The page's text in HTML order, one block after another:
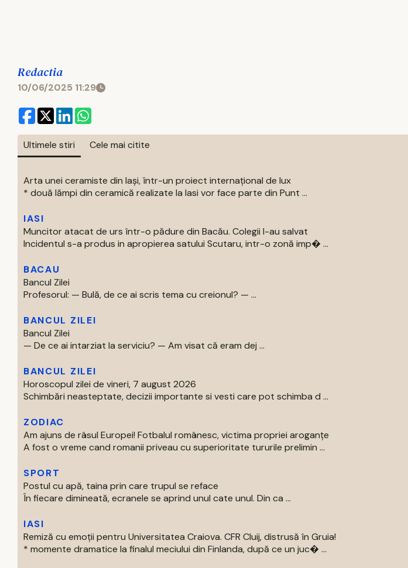
Redactia
10/06/2025 11:29
Ultimele stiri Cele mai citite
Arta unei ceramiste din Iași, într-un proiect internațional de lux
* două lămpi din ceramică realizate la Iasi vor face parte din Punt ...
IASI
Muncitor atacat de urs într-o pădure din Bacău. Colegii l-au salvat
Incidentul s-a produs in apropierea satului Scutaru, intr-o zonă imp� ...
BACAU
Bancul Zilei
Profesorul: — Bulă, de ce ai scris tema cu creionul? — ...
BANCUL ZILEI
Bancul Zilei
— De ce ai intarziat la serviciu? — Am visat că eram dej ...
BANCUL ZILEI
Horoscopul zilei de vineri, 7 august 2026
Schimbări neasteptate, decizii importante si vesti care pot schimba d ...
ZODIAC
Am ajuns de râsul Europei! Fotbalul românesc, victima propriei aroganțe
A fost o vreme cand romanii priveau cu superioritate tururile prelimin ...
SPORT
Postul cu apă, taina prin care trupul se reface
În fiecare dimineată, ecranele se aprind unul cate unul. Din ca ...
IASI
Remiză cu emoții pentru Universitatea Craiova. CFR Cluij, distrusă în Gruia!
* momente dramatice la finalul meciului din Finlanda, după ce un juc� ...